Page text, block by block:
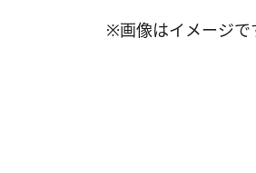
※画像はイメージで